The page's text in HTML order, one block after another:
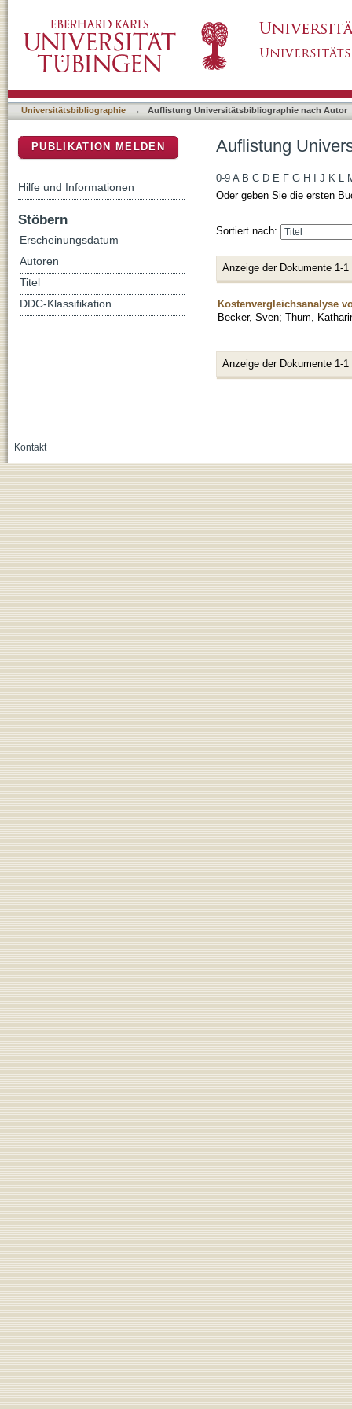
Universitätsbibliographie → Auflistung Universitätsbibliographie nach Autor
Auflistung
0-9 A B C D E F G H J K L
Oder geben Sie die ersten
Sortiert nach:
Anzeige der Dokumente 1-1
Kostenvergleichsanalyse
Becker, Sven; Thum,
Anzeige der Dokumente 1-1
PUBLIKATION MELDEN
Hilfe und Informationen
Stöbern
Erscheinungsdatum
Autoren
Titel
DDC-Klassifikation
Kontakt